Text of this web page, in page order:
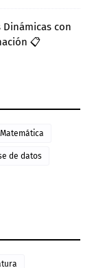
Dinámicas con
📋
Matemática
de datos